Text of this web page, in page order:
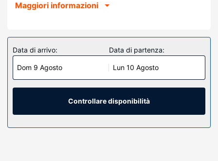
Charlottesville Pavilion e 1,3 km da Downtown Mall.
Rilassati in una delle 134 camere della struttura, completa
di frigorifero. Il Wi-Fi gratuito ti consente di restare in
contatto con il mondo, mentre la TV con canali via cavo è
l'ideale per concedersi un po' di svago. I bagni dispongono
di vasca o doccia e asciugacapelli. I comfort includono
casseforti e scrivanie, mentre le pulizie sono eseguite tutti i
Attrattive della proprietà
Scopri i molti servizi ricreativi a disposizione, tra cui una
Maggiori informazioni
Data di arrivo:
Dom 9 Agosto
Data di partenza:
Lun 10 Agosto
Controllare disponibilità